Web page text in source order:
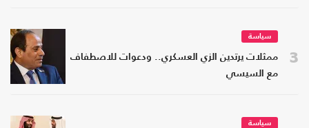
3
سياسة
ممثلات يرتدين الزي العسكري.. ودعوات للاصطفاف
مع السيسي
سياسة